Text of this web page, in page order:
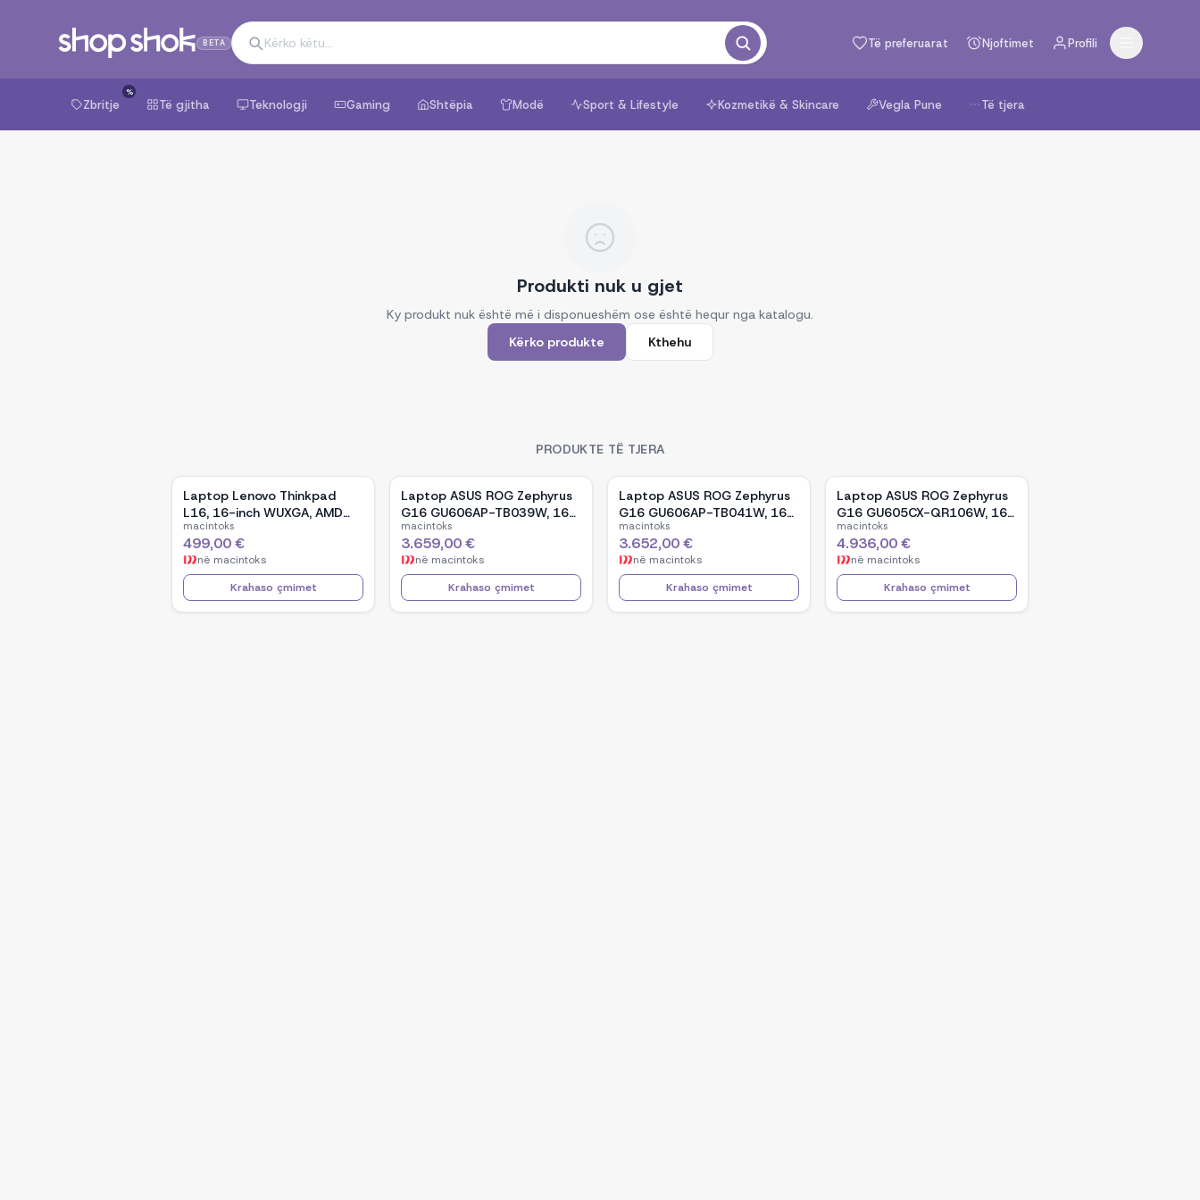
BETA Të preferuarat Njoftimet Profili
Zbritje
%
Të gjitha Teknologji Gaming Shtëpia Modë Sport & Lifestyle Kozmetikë & Skincare Vegla Pune Të tjera
Produkti nuk u gjet
Ky produkt nuk është më i disponueshëm ose është hequr nga katalogu.
Kërko produkte
Kthehu
PRODUKTE TË TJERA
Laptop Lenovo Thinkpad
L16, 16-inch WUXGA, AMD
Ryzen 5 Pro-7535U, 16GB
Ram DDR5, 512GB SSD -
Black
macintoks
499,00 €
në macintoks
Krahaso çmimet
Laptop ASUS ROG Zephyrus
G16 GU606AP-TB039W, 16-
inch OLED, Intel Core Ultra 9
386H, NVIDIA GeForce RTX
5070, 32GB RAM, 1TB SSD,
Windows 11 - White
macintoks
3.659,00 €
në macintoks
Krahaso çmimet
Laptop ASUS ROG Zephyrus
G16 GU606AP-TB041W, 16-
inch OLED, Intel Core Ultra 9
386H, NVIDIA GeForce RTX
5070, 32GB RAM, 1TB SSD,
Windows 11 - Black
macintoks
3.652,00 €
në macintoks
Krahaso çmimet
Laptop ASUS ROG Zephyrus
G16 GU605CX-QR106W, 16-
inch WQXGA OLED, Intel Core
Ultra 9 285H, NVIDIA GeForce
RTX 5090, 32GB RAM, 2TB
SSD, Windows 11 - Black
macintoks
4.936,00 €
në macintoks
Krahaso çmimet